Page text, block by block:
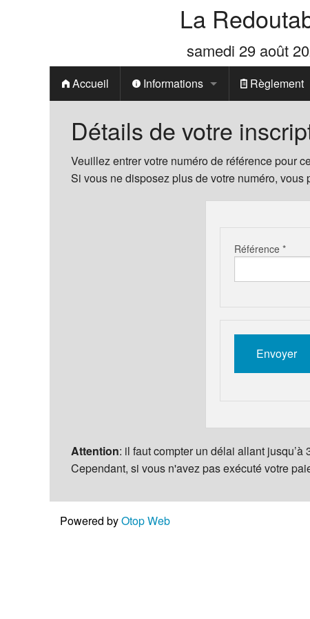
La
samedi 29 août
Accueil Informations
Parcours 20.5 km
Règlement
Détails de votre
Veuillez entrer votre numéro de référence pour
Si vous ne disposez plus de votre numéro,
Référence *
Attention: il faut compter un délai allant
Cependant, si vous n'avez pas exécuté votre
Powered byOtop Web